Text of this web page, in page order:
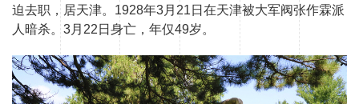
迫去职，居天津。1928年3月21日在天津被大军阀张作霖派
人暗杀。3月22日身亡，年仅49岁。